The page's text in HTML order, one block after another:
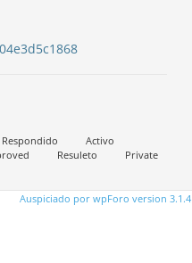
Respondido
Activo
Resuleto
Private
Auspiciado por wpForo version 3.1.4